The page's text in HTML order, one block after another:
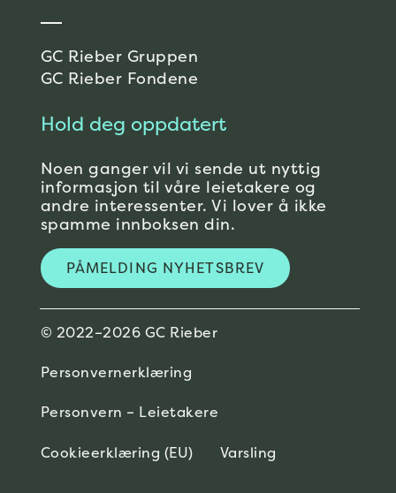
GC Rieber Gruppen
GC Rieber Fondene
Hold deg oppdatert
Noen ganger vil vi sende ut nyttig
informasjon til våre leietakere og
andre interessenter. Vi lover å ikke
spamme innboksen din.
PÅMELDING NYHETSBREV
© 2022–2026 GC Rieber
Personvernerklæring
Personvern – Leietakere
Cookieerklæring (EU) Varsling